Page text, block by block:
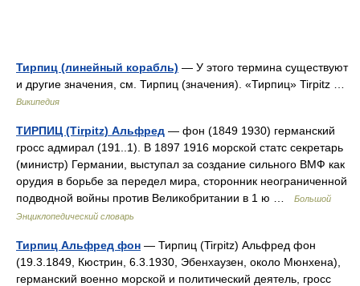
Тирпиц (линейный корабль) — У этого термина существуют
и другие значения, см. Тирпиц (значения). «Тирпиц» Tirpitz …
Википедия
ТИРПИЦ (Tirpitz) Альфред — фон (1849 1930) германский
гросс адмирал (191..1). В 1897 1916 морской статс секретарь
(министр) Германии, выступал за создание сильного ВМФ как
орудия в борьбе за передел мира, сторонник неограниченной
подводной войны против Великобритании в 1 ю …
Большой
Энциклопедический словарь
Тирпиц Альфред фон — Тирпиц (Tirpitz) Альфред фон
(19.3.1849, Кюстрин, 6.3.1930, Эбенхаузен, около Мюнхена),
германский военно морской и политический деятель, гросс